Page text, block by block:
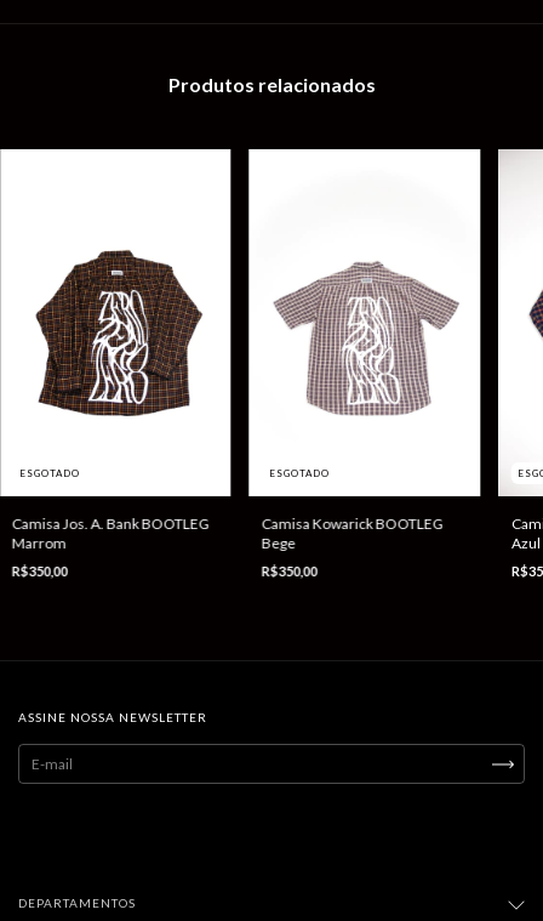
Produtos relacionados
ESGOTADO
Camisa Jos. A. Bank BOOTLEG
Marrom
R$350,00
ESGOTADO
Camisa Kowarick BOOTLEG
Bege
R$350,00
Azul
ASSINE NOSSA NEWSLETTER
DEPARTAMENTOS